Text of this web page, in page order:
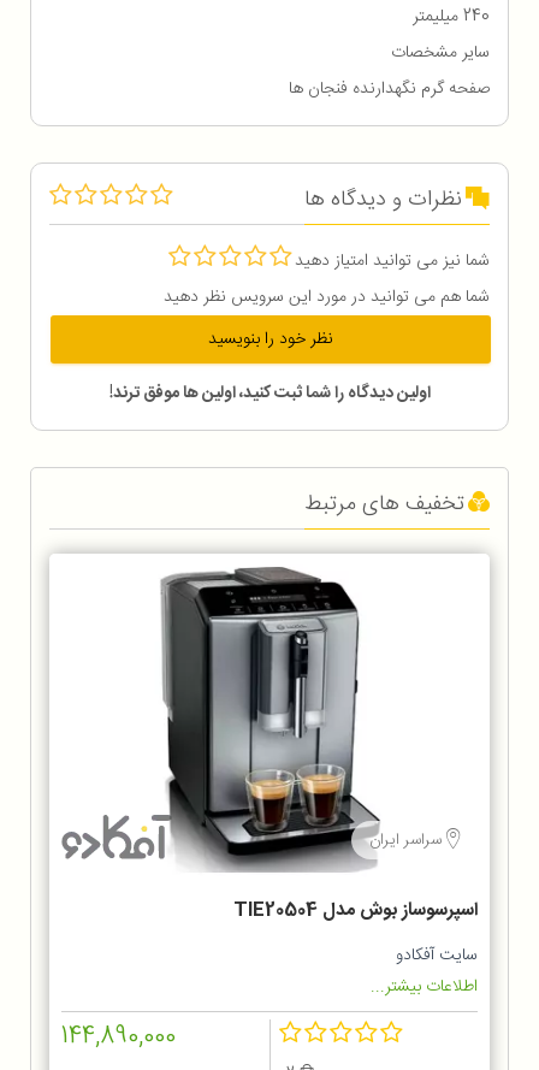
240 میلیمتر
سایر مشخصات
صفحه گرم نگهدارنده فنجان ها
نظرات و دیدگاه ها
شما نیز می توانید امتیاز دهید
شما هم می توانید در مورد این سرویس نظر دهید
نظر خود را بنویسید
اولین دیدگاه را شما ثبت کنید، اولین ها موفق ترند!
تخفیف های مرتبط
سراسر ایران
اسپرسوساز بوش مدل TIE20504
سایت آفکادو
اطلاعات بیشتر...
144,890,000